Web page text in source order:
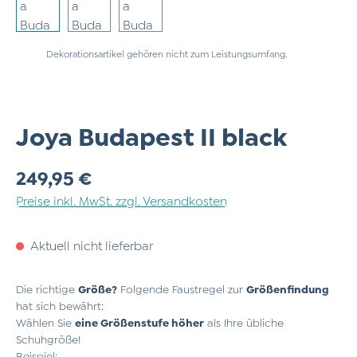
Dekorationsartikel gehören nicht zum Leistungsumfang.
Joya Budapest II black
Regulärer Preis:
249,95 €
Preise inkl. MwSt. zzgl. Versandkosten
Aktuell nicht lieferbar
Die richtige Größe? Folgende Faustregel zur Größenfindung
hat sich bewährt:
Wählen Sie eine Größenstufe höher als Ihre übliche
Schuhgröße!